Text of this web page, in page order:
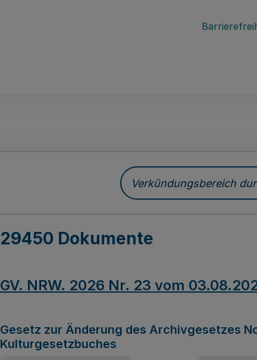
Verkündungsbereich
29450 Dokumente
GV. NRW. 2026 Nr. 23 vom
Gesetz zur Änderung des Archivgesetzes
Kulturgesetzbuches